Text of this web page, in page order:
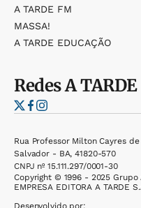
A TARDE FM
MASSA!
A TARDE EDUCAÇÃO
RedesA TARDE
Rua Professor Milton Cayres
Salvador - BA, 41820-570
CNPJ nº 15.111.297/0001-30
Copyright © 1996 - 2025 Grupo
EMPRESA EDITORA A TARDE
Desenvolvido por: